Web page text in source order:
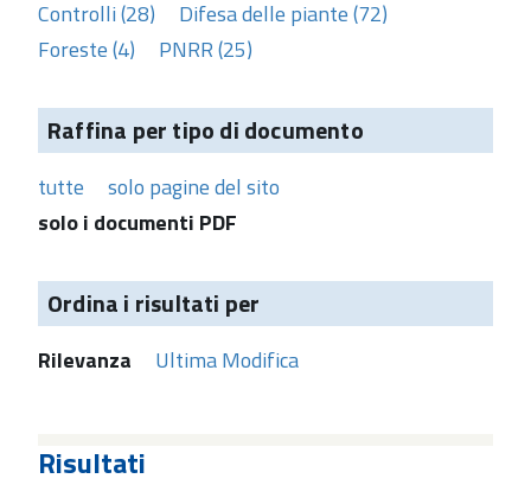
Controlli (28)
Difesa delle piante (72)
Foreste (4)
PNRR (25)
Raffina per tipo di documento
tutte
solo pagine del sito
solo i documenti PDF
Ordina i risultati per
Rilevanza Ultima Modifica
Risultati